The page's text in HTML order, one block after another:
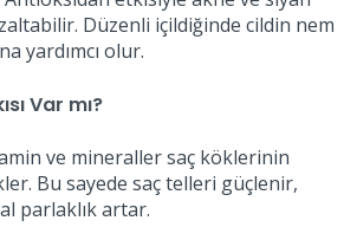
Düzenli içildiğinde cildin nem
yardımcı olur.
Var mı?
ve mineraller saç köklerinin
Bu sayede saç telleri güçlenir,
parlaklık artar.